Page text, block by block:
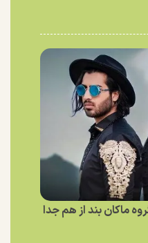
ماکان بند از هم جدا